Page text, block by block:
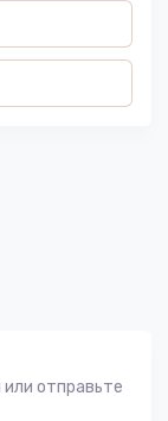
или отправьте